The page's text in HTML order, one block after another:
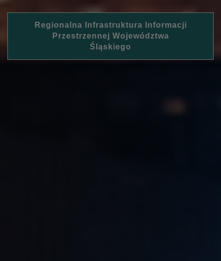
Regionalna Infrastruktura Informacji
Przestrzennej Województwa
Śląskiego